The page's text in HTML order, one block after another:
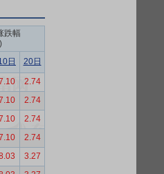
跌幅
日 20日
2.74
2.74
2.74
2.74
3.27